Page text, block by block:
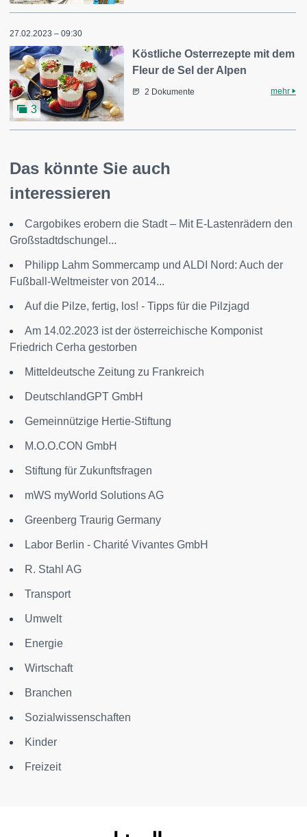
27.02.2023 – 09:30
3
Köstliche Osterrezepte mit dem
Fleur de Sel der Alpen
2 Dokumente mehr
Das könnte Sie auch
interessieren
Cargobikes erobern die Stadt – Mit E-Lastenrädern den
Großstadtdschungel...
Philipp Lahm Sommercamp und ALDI Nord: Auch der
Fußball-Weltmeister von 2014...
Auf die Pilze, fertig, los! - Tipps für die Pilzjagd
Am 14.02.2023 ist der österreichische Komponist
Friedrich Cerha gestorben
Mitteldeutsche Zeitung zu Frankreich
DeutschlandGPT GmbH
Gemeinnützige Hertie-Stiftung
M.O.O.CON GmbH
Stiftung für Zukunftsfragen
mWS myWorld Solutions AG
Greenberg Traurig Germany
Labor Berlin - Charité Vivantes GmbH
R. Stahl AG
Transport
Umwelt
Energie
Wirtschaft
Branchen
Sozialwissenschaften
Kinder
Freizeit